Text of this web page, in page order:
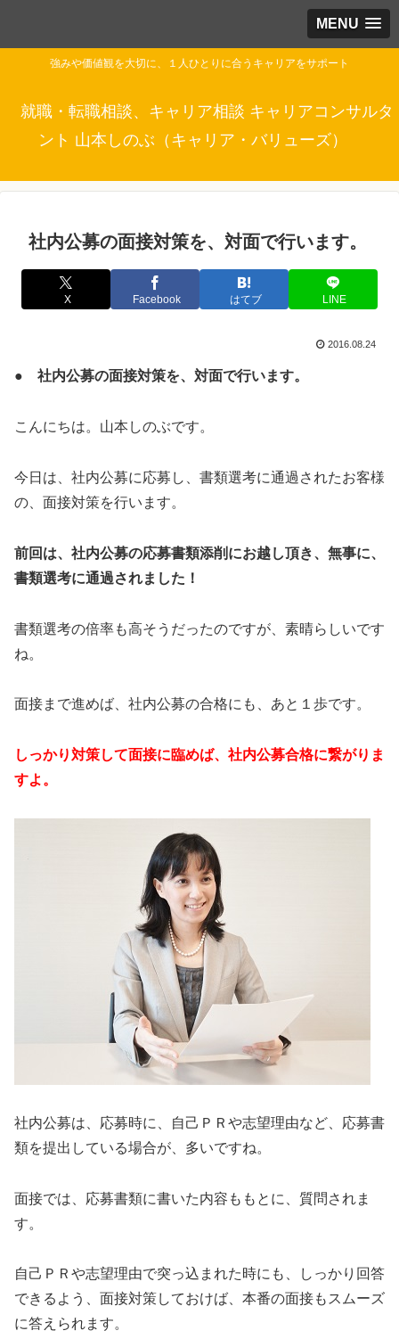
MENU
強みや価値観を大切に、１人ひとりに合うキャリアをサポート
就職・転職相談、キャリア相談 キャリアコンサルタ
ント 山本しのぶ（キャリア・バリューズ）
社内公募の面接対策を、対面で行います。
X Facebook はてブ LINE
2016.08.24
● 社内公募の面接対策を、対面で行います。
こんにちは。山本しのぶです。
今日は、社内公募に応募し、書類選考に通過されたお客様
の、面接対策を行います。
前回は、社内公募の応募書類添削にお越し頂き、無事に、
書類選考に通過されました！
書類選考の倍率も高そうだったのですが、素晴らしいです
ね。
面接まで進めば、社内公募の合格にも、あと１歩です。
しっかり対策して面接に臨めば、社内公募合格に繋がりま
すよ。
社内公募は、応募時に、自己ＰＲや志望理由など、応募書
類を提出している場合が、多いですね。
面接では、応募書類に書いた内容ももとに、質問されま
す。
自己ＰＲや志望理由で突っ込まれた時にも、しっかり回答
できるよう、面接対策しておけば、本番の面接もスムーズ
に答えられます。